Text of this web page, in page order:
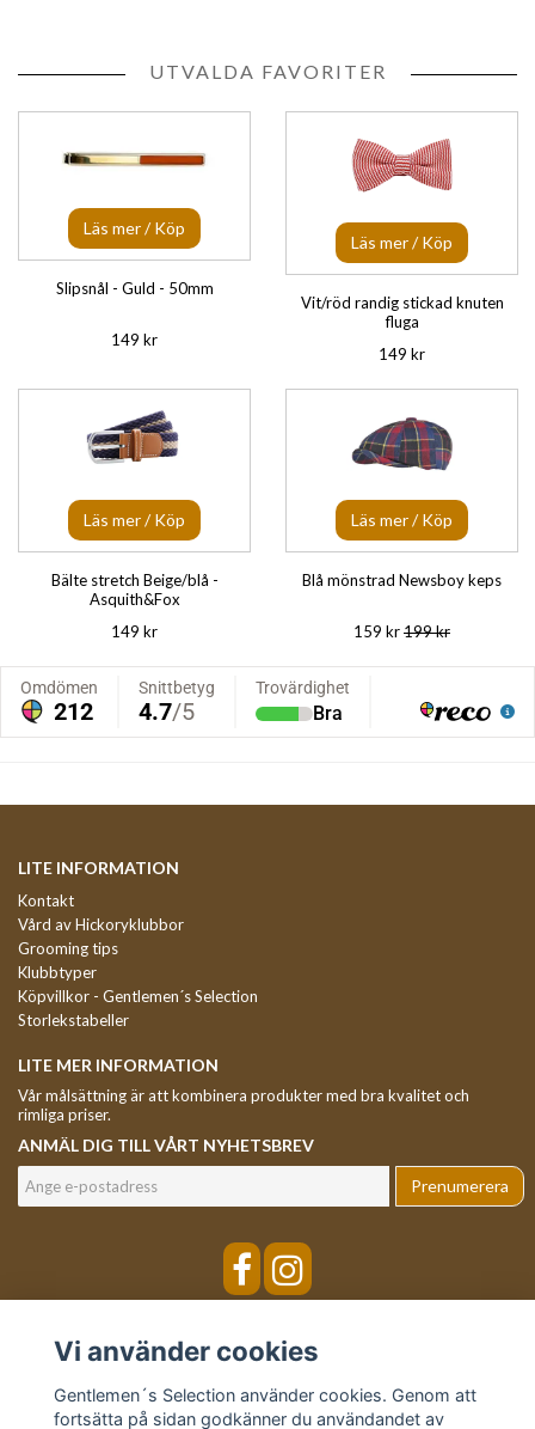
UTVALDA FAVORITER
Läs mer / Köp
Slipsnål - Guld - 50mm
149 kr
Läs mer / Köp
Vit/röd randig stickad knuten
fluga
149 kr
Läs mer / Köp
Bälte stretch Beige/blå -
Asquith&Fox
149 kr
Läs mer / Köp
Blå mönstrad Newsboy keps
159 kr199 kr
LITE INFORMATION
Kontakt
Vård av Hickoryklubbor
Grooming tips
Klubbtyper
Köpvillkor - Gentlemen´s Selection
Storlekstabeller
LITE MER INFORMATION
Vår målsättning är att kombinera produkter med bra kvalitet och
rimliga priser.
ANMÄL DIG TILL VÅRT NYHETSBREV
Prenumerera
Vi använder cookies
Gentlemen´s Selection använder cookies. Genom att
fortsätta på sidan godkänner du användandet av